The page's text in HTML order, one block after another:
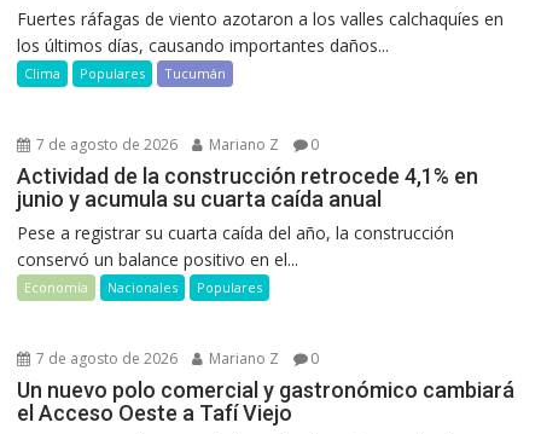
Fuertes ráfagas de viento azotaron a los valles calchaquíes en
los últimos días, causando importantes daños...
Clima Populares Tucumán
7 de agosto de 2026 Mariano Z 0
Actividad de la construcción retrocede 4,1% en
junio y acumula su cuarta caída anual
Pese a registrar su cuarta caída del año, la construcción
conservó un balance positivo en el...
Economía Nacionales Populares
7 de agosto de 2026 Mariano Z 0
Un nuevo polo comercial y gastronómico cambiará
el Acceso Oeste a Tafí Viejo